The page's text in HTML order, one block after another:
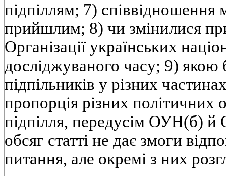
підпіллям; 7) співвідношення
прийшлим; 8) чи змінилися
Організації українських
досліджуваного часу; 9) якою
підпільників у різних
пропорція різних політичних
підпілля, передусім ОУН(б)
обсяг статті не дає змоги
питання, але окремі з них